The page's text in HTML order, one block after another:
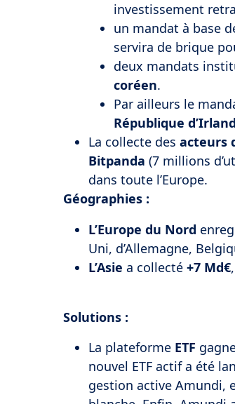
investissement
un mandat à base
servira de brique
deux mandats
coréen.
Par ailleurs le
République
La collecte des acteurs
Bitpanda (7 millions
dans toute l’Europe.
Géographies :
L’Europe du Nord
Uni, d’Allemagne,
L’Asie a collecté +7 Md€
Solutions :
La plateforme ETF
nouvel ETF actif a été
gestion active Amundi,